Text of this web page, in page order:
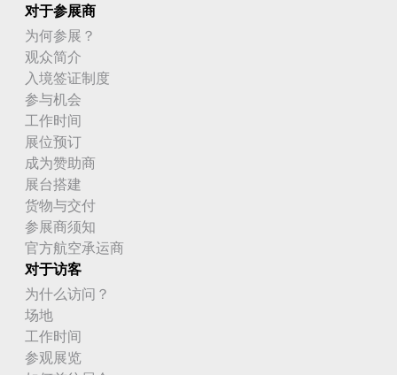
对于参展商
为何参展？
观众简介
入境签证制度
参与机会
工作时间
展位预订
成为赞助商
展台搭建
货物与交付
参展商须知
官方航空承运商
对于访客
为什么访问？
场地
工作时间
参观展览